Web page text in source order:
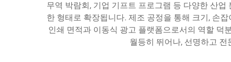
무역 박람회, 기업 기프트 프로그램 등 다양한 산
한 형태로 확장됩니다. 제조 공정을 통해 크기, 손
인쇄 면적과 이동식 광고 플랫폼으로서의 역할 덕
월등히 뛰어나, 선명하고